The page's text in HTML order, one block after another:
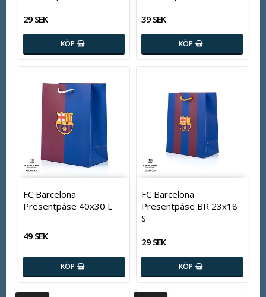
29 SEK
KÖP
39 SEK
KÖP
FC Barcelona
Presentpåse 40x30 L
49 SEK
KÖP
FC Barcelona
Presentpåse BR 23x18
S
29 SEK
KÖP